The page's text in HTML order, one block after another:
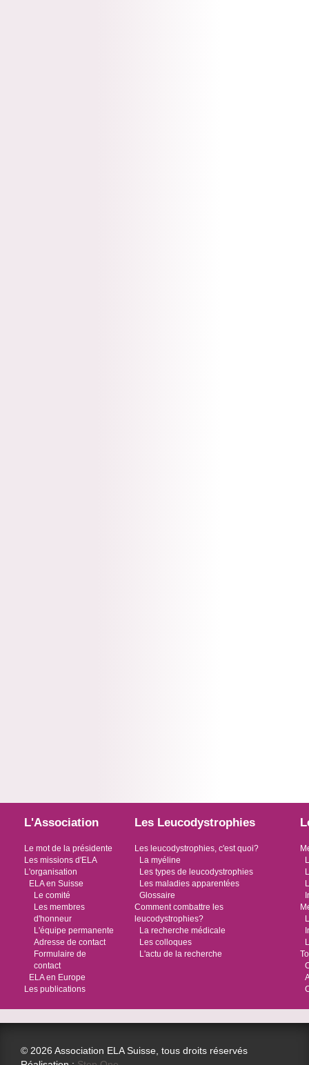
L'Association
Le mot de la présidente
Les missions d'ELA
L'organisation
ELA en Suisse
Le comité
Les membres
d'honneur
L'équipe permanente
Adresse de contact
Formulaire de
contact
ELA en Europe
Les publications
Les Leucodystrophies
Les leucodystrophies, c'est quoi?
La myéline
Les types de leucodystrophies
Les maladies apparentées
Glossaire
Comment combattre les
leucodystrophies?
La recherche médicale
Les colloques
L'actu de la recherche
© 2026 Association ELA Suisse, tous droits réservés